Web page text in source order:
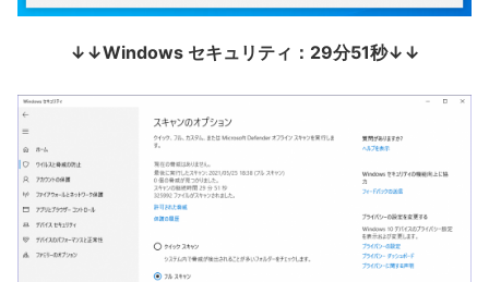
↓↓Windows セキュリティ：29分51秒↓↓